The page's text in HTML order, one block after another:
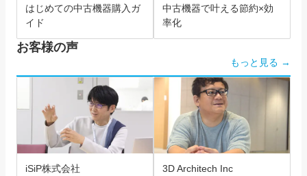
はじめての中古機器購入ガ
イド
中古機器で叶える節約×効
率化
お客様の声
もっと見る →
iSiP株式会社
3D Architech Inc